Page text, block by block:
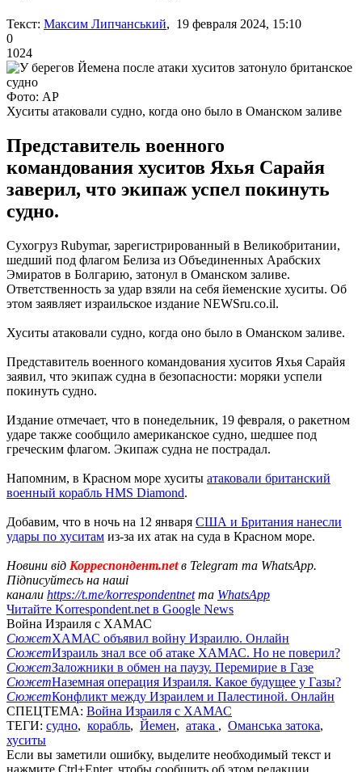
Текст: Максим Липчанський, 19 февраля 2024, 15:10
0
1024
Фото: AP
Хуситы атаковали судно, когда оно было в Оманском заливе
Представитель военного
командования хуситов Яхья Сарайя
заверил, что экипаж успел покинуть
судно.
Сухогруз Rubymar, зарегистрированный в Великобритании,
шедший под флагом Белиза из Объединенных Арабских
Эмиратов в Болгарию, затонул в Оманском заливе.
Ответственность за удар взяли на себя йеменские хуситы. Об
этом заявляет израильское издание NEWSru.co.il.
Хуситы атаковали судно, когда оно было в Оманском заливе.
Представитель военного командования хуситов Яхья Сарайя
заявил, что экипаж судна в безопасности: моряки успели
покинуть судно.
Издание отмечает, что в понедельник, 19 февраля, о ракетном
ударе также сообщило американское судно, шедшее под
греческим флагом. Экипаж судна не пострадал.
Напомним, в Красном море хуситы атаковали британский
военный корабль HMS Diamond.
Добавим, что в ночь на 12 января США и Британия нанесли
удары по хуситам из-за их атак на суда в Красном море.
Новини від Корреспондент.netв Telegram та WhatsApp.
Підписуйтесь на наші
канали https://t.me/korrespondentnetта WhatsApp
Читайте Korrespondent.net в Google News
Война Израиля с ХАМАС
СюжетХАМАС объявил войну Израилю. Онлайн
СюжетИзраиль знал все об атаке ХАМАС. Но не поверил?
СюжетЗаложники в обмен на паузу. Перемирие в Газе
СюжетНаземная операция Израиля. Какое будущее у Газы?
СюжетКонфликт между Израилем и Палестиной. Онлайн
СПЕЦТЕМА: Война Израиля с ХАМАС
ТЕГИ: судно, корабль, Йемен, атака , Оманськa затокa,
хуситы
Если вы заметили ошибку, выделите необходимый текст и
нажмите Ctrl+Enter, чтобы сообщить об этом редакции.